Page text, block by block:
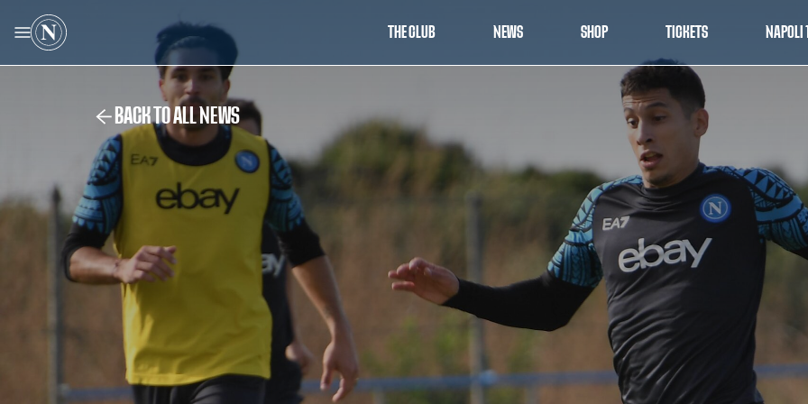
THE CLUB NEWS SHOP TICKETS NAPOLI
BACK TO ALL NEWS